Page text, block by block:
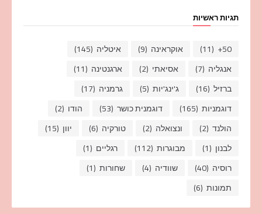
תגיות ראשיות
50+
(11) אוקראינה (9) איטליה (145)
אנגליה (7) אסיאתי (2) ארגנטינה (11)
ברזיל (16) ג'ינג'יות (5) גרמניה (17)
דוגמניות (165) דוגמנית כושר (53) הודו (2)
הולנד (2) ונצואלה (2) טורקיה (6) יוון (15)
לבנון (1) מבוגרות (112) רגליים (1)
רוסיה (40) שוודיה (4) שחורות (1)
תמונות (6)